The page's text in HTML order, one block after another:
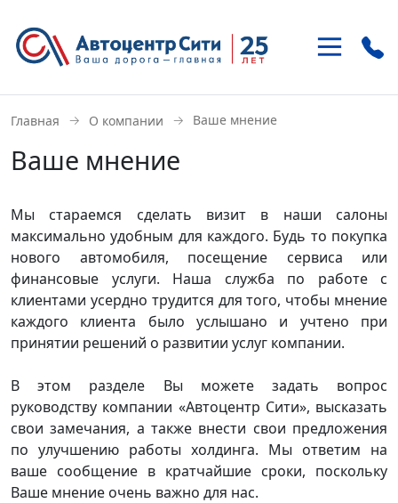
+7 (495)937-21-41
ул. Антонова-Овсеенко 15-1
+7 (495)121-46-85
м. «Домодедовская»
Внешняя сторона МКАД, 22 км
Главная → О компании → Ваше мнение
Ваше мнение
Мы стараемся сделать визит в наши салоны
максимально удобным для каждого. Будь то покупка
нового автомобиля, посещение сервиса или
финансовые услуги. Наша служба по работе с
клиентами усердно трудится для того, чтобы мнение
каждого клиента было услышано и учтено при
принятии решений о развитии услуг компании.
В этом разделе Вы можете задать вопрос
руководству компании «Автоцентр Сити», высказать
свои замечания, а также внести свои предложения
по улучшению работы холдинга. Мы ответим на
ваше сообщение в кратчайшие сроки, поскольку
Ваше мнение очень важно для нас.